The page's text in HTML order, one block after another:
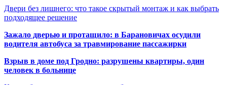
Двери без лишнего: что такое скрытый монтаж и как выбрать
подходящее решение
Зажало дверью и протащило: в Барановичах осудили
водителя автобуса за травмирование пассажирки
Взрыв в доме под Гродно: разрушены квартиры, один
человек в больнице